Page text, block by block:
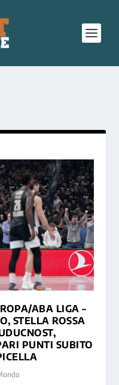
ABA LIGA –
ABA LIGA –
STELLA ROSSA
PUNTI SUBITO